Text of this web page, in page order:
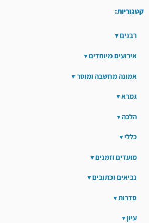
קטגוריות:
רבנים
אירועים מיוחדים
אמונה מחשבה ומוסר
גמרא
הלכה
כללי
מועדים וזמנים
נביאים וכתובים
סדרות
עיון